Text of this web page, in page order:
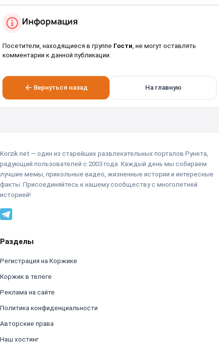
Информация
Посетители, находящиеся в группе Гости , не могут оставлять
комментарии к данной публикации.
Вернуться назад На главную
Korzik.net — один из старейших развлекательных порталов Рунета,
радующий пользователей с 2003 года. Каждый день мы собираем
лучшие мемы, прикольные видео, жизненные истории и интересные
факты. Присоединяйтесь к нашему сообществу с многолетней
историей!
Разделы
Регистрация на Коржике
Коржик в телеге
Реклама на сайте
Политика конфиденциальности
Авторские права
Наш хостинг